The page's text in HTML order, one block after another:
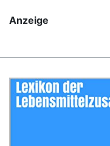
Anzeige